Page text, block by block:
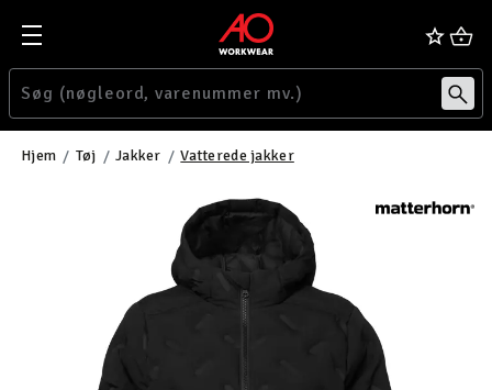
Hjem Tøj Jakker Vatterede jakker